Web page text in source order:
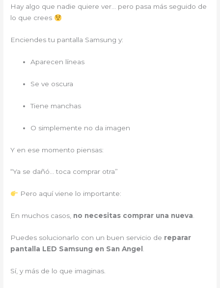
Hay algo que nadie quiere ver… pero pasa más seguido de
lo que crees
Enciendes tu pantalla Samsung y:
Aparecen líneas
Se ve oscura
Tiene manchas
O simplemente no da imagen
Y en ese momento piensas:
“Ya se dañó… toca comprar otra”
Pero aquí viene lo importante:
En muchos casos, no necesitas comprar una nueva
Puedes solucionarlo con un buen servicio de reparar
pantalla LED Samsung en San Angel
Sí, y más de lo que imaginas.